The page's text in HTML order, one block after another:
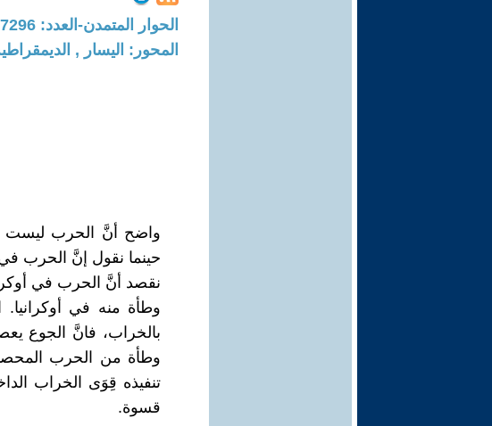
الحوار المتمدن-العدد: 7296 - 2022 / 7 / 1 - 18:39
المحور: اليسار ,
واضح أنَّ الحرب ليست
حينما نقول إنَّ الحرب
نقصد أنَّ الحرب في
وطأة منه في أوكرانيا.
بالخراب، فانَّ الجوع
وطأة من الحرب
تنفيذه قِوَى الخراب
قسوة.